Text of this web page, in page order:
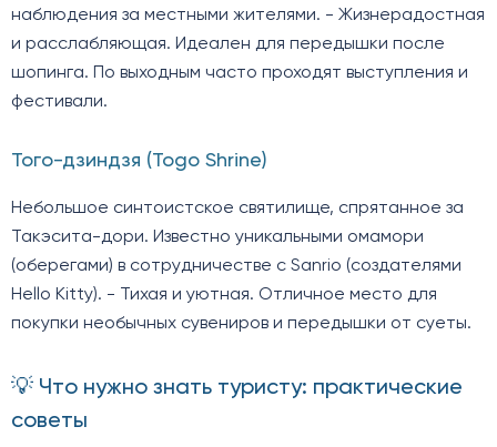
наблюдения за местными жителями. - Жизнерадостная
и расслабляющая. Идеален для передышки после
шопинга. По выходным часто проходят выступления и
фестивали.
Того-дзиндзя (Togo Shrine)
Небольшое синтоистское святилище, спрятанное за
Такэсита-дори. Известно уникальными омамори
(оберегами) в сотрудничестве с Sanrio (создателями
Hello Kitty). - Тихая и уютная. Отличное место для
покупки необычных сувениров и передышки от суеты.
💡 Что нужно знать туристу: практические
советы